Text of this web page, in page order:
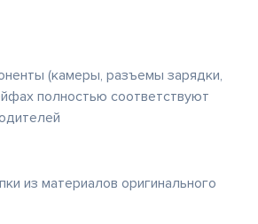
(камеры, разъемы зарядки,
полностью соответствуют
из материалов оригинального